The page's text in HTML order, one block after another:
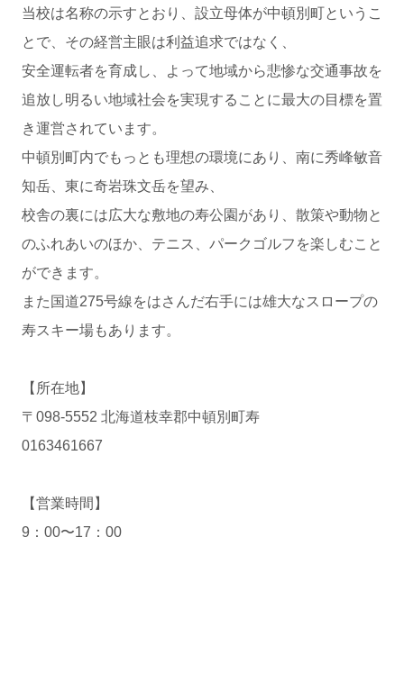
業者様登録はこちら
当校は名称の示すとおり、設立母体が中頓別町というこ
とで、その経営主眼は利益追求ではなく、
安全運転者を育成し、よって地域から悲惨な交通事故を
追放し明るい地域社会を実現することに最大の目標を置
き運営されています。
中頓別町内でもっとも理想の環境にあり、南に秀峰敏音
知岳、東に奇岩珠文岳を望み、
校舎の裏には広大な敷地の寿公園があり、散策や動物と
のふれあいのほか、テニス、パークゴルフを楽しむこと
ができます。
また国道275号線をはさんだ右手には雄大なスロープの
寿スキー場もあります。
【所在地】
〒098-5552 北海道枝幸郡中頓別町寿
0163461667
【営業時間】
9：00〜17：00